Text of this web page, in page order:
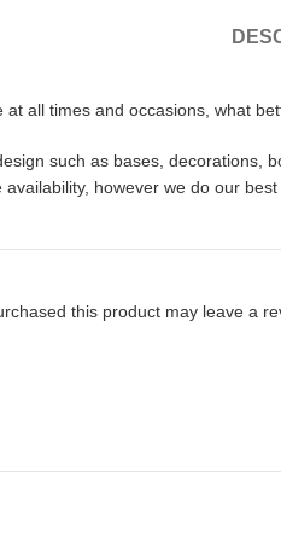
all times and occasions, what
such as bases, decorations,
however we do our
this product may leave a